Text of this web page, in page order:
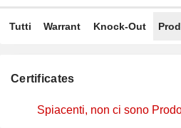
Tutti Warrant Knock-Out
Certificates
Spiacenti, non ci sono